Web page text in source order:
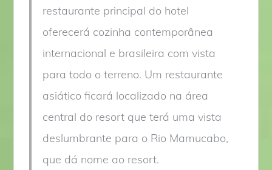
restaurante principal do hotel
oferecerá cozinha contemporânea
internacional e brasileira com vista
para todo o terreno. Um restaurante
asiático ficará localizado na área
central do resort que terá uma vista
deslumbrante para o Rio Mamucabo,
que dá nome ao resort.